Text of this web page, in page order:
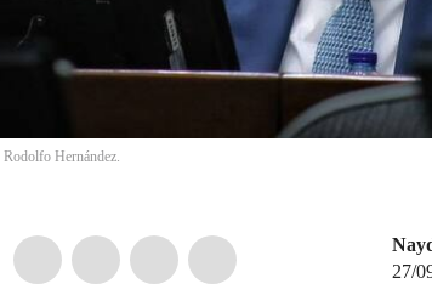
Rodolfo Hernández.
27/